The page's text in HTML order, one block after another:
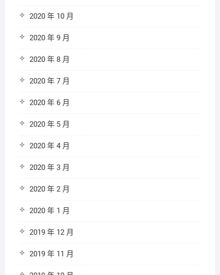
2020 年 10 月
2020 年 9 月
2020 年 8 月
2020 年 7 月
2020 年 6 月
2020 年 5 月
2020 年 4 月
2020 年 3 月
2020 年 2 月
2020 年 1 月
2019 年 12 月
2019 年 11 月